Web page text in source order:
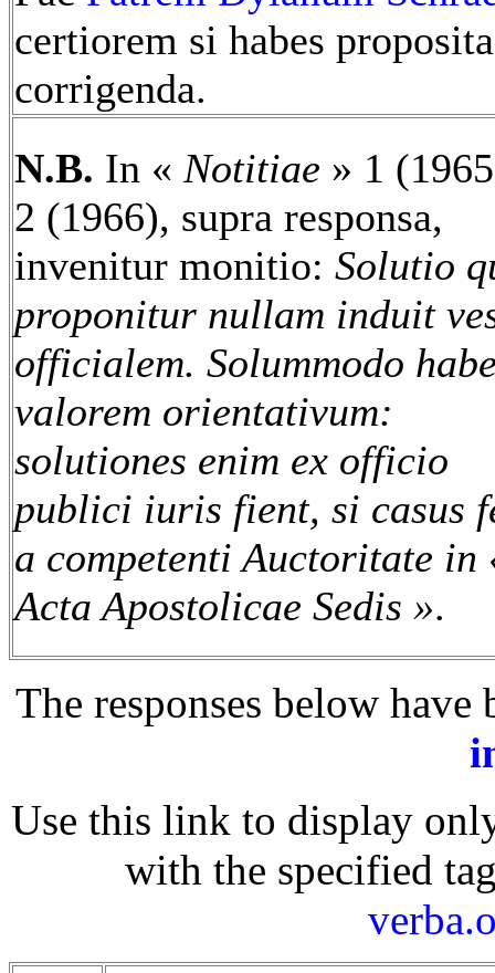
certiorem si habes
corrigenda.
N.B. In « Notitiae » 1
2 (1966), supra responsa,
invenitur monitio: Solutio
proponitur nullam induit
officialem. Solummodo
valorem orientativum:
solutiones enim ex officio
publici iuris fient, si casus
a competenti Auctoritate in
Acta Apostolicae Sedis ».
The responses below
Use this link to display
with the specified